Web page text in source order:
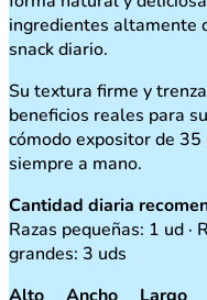
ingredientes altamente
snack diario.
Su textura firme y
beneficios reales para
cómodo expositor de
siempre a mano.
Cantidad diaria
Razas pequeñas: 1 ud ·
grandes: 3 uds